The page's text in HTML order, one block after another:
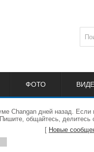
ФОТО
Changan дней назад.
общайтесь, делитесь
[ Новые